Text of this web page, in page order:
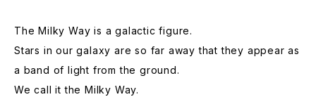
The Milky Way is a galactic figure.
Stars in our galaxy are so far away that they appear as
a band of light from the ground.
We call it the Milky Way.